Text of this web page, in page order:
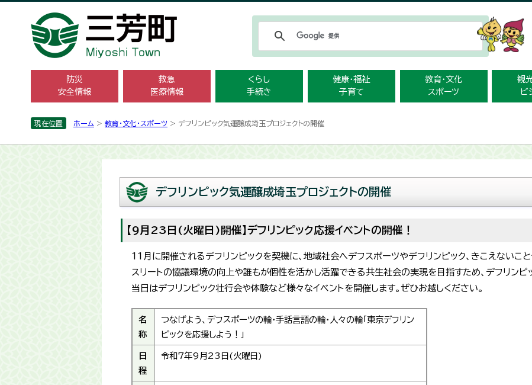
防災
安全情報
救急
医療情報
くらし
手続き
健康・福祉
子育て
教育・文化
スポーツ
観
ビ
現在位置 ホーム > 教育・文化・スポーツ > デフリンピック気運醸成埼玉プロジェクトの開催
デフリンピック気運醸成埼玉プロジェクトの開催
【9月23日(火曜日)開催】デフリンピック応援イベントの開催！
11月に開催されるデフリンピックを契機に、地域社会へデフスポーツやデフリンピック、きこえないこ
スリートの協議環境の向上や誰もが個性を活かし活躍できる共生社会の実現を目指すため、デフリンピ
当日はデフリンピック壮行会や体験など様々なイベントを開催します。ぜひお越しください。
名
称
つなげよう、デフスポーツの輪・手話言語の輪・人々の輪「東京デフリン
ピックを応援しよう！」
日
程
令和7年9月23日(火曜日)